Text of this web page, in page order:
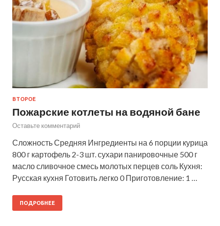
ВТОРОЕ
Пожарские котлеты на водяной бане
Оставьте комментарий
Сложность Средняя Ингредиенты на 6 порции курица
800 г картофель 2-3 шт. сухари панировочные 500 г
масло сливочное смесь молотых перцев соль Кухня:
Русская кухня Готовить легко 0 Приготовление: 1 …
ПОДРОБНЕЕ